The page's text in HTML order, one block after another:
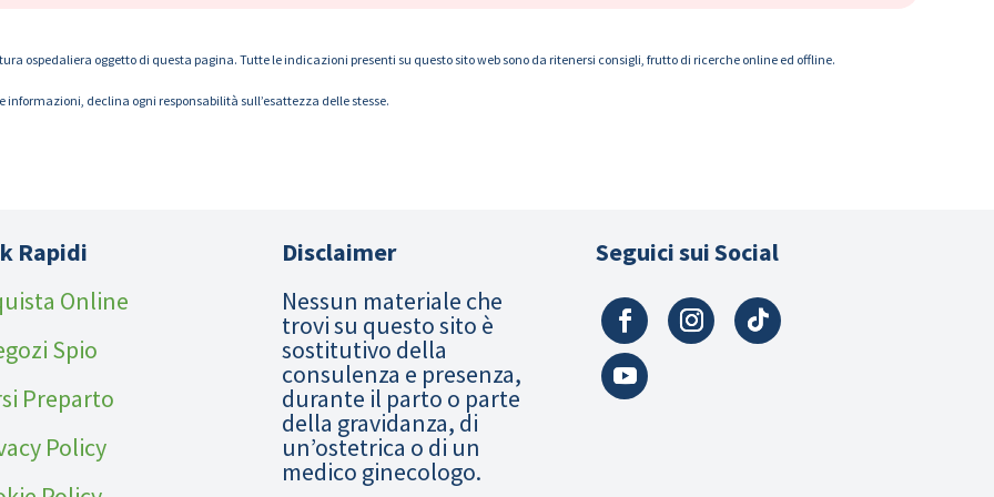
ospedaliera oggetto di questa pagina. Tutte le indicazioni presenti su questo sito web sono da ritenersi consigli, frutto di ricerche online ed offline.
informazioni, declina ogni responsabilità sull’esattezza delle stesse.
Rapidi
Online
Spio
Preparto
Policy
Disclaimer
Nessun materiale che
trovi su questo sito è
sostitutivo della
consulenza e presenza,
durante il parto o parte
della gravidanza, di
un’ostetrica o di un
medico ginecologo.
Seguici sui Social